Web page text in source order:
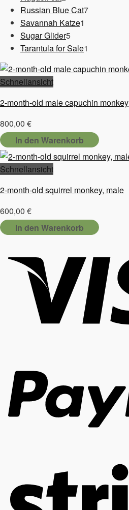
Produkte
Russian Blue Cat77
Savannah Katze1
Sugar Glider55
Produkte
Tarantula for Sale1
Schnellansicht
2-month-old male capuchin monkey
800,00 €
In den Warenkorb
Schnellansicht
2-month-old squirrel monkey, male
600,00 €
In den Warenkorb